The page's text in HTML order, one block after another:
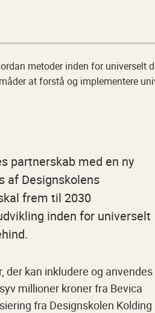
metoder inden for universelt
at forstå og implementere
partnerskab med en ny
af Designskolens
frem til 2030
inden for universelt
der kan inkludere og anvendes
millioner kroner fra Bevica
fra Designskolen Kolding